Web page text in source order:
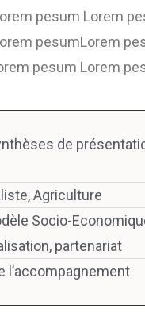
pesum Lorem
pesumLorem
pesum Lorem
de
Agriculture
Socio-
partenariat
l’accompagnement